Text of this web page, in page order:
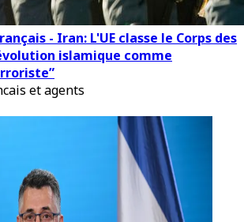
- Iran: L'UE classe le Corps des
islamique comme
et agents